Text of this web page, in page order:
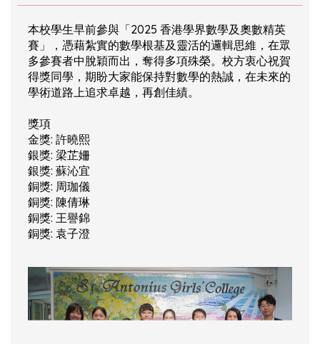
本校學生早前參與「2025 香港學界數學及奧數精英
賽」，憑藉紮實的數學根基及靈活的邏輯思維，在眾
多參賽者中脫穎而出，奪得多項殊榮。校方衷心祝賀
得獎同學，期盼大家能保持對數學的熱誠，在未來的
學術道路上追求卓越，再創佳績。
獎項
金獎: 許曉熙
銀獎: 梁芷姍
銀獎: 蘇沁宜
銅獎: 周珈儀
銅獎: 陳倩琳
銅獎: 王譽錦
銅獎: 袁子澄